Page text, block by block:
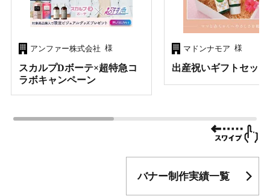
アンファー株式会社 様
スカルプDボーテ×超特急コ
ラボキャンペーン
マドンナモア 様
出産祝いギフトセッ
バナー制作実績一覧